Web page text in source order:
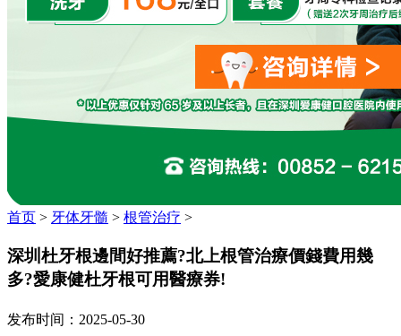
首页 > 牙体牙髓 > 根管治疗 >
深圳杜牙根邊間好推薦?北上根管治療價錢費用幾
多?愛康健杜牙根可用醫療券!
发布时间：2025-05-30